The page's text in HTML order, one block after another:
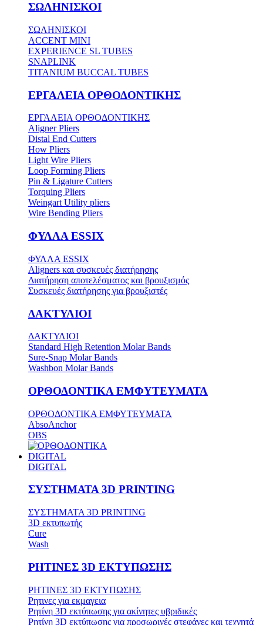
ΣΩΛΗΝΙΣΚΟΙ
ΣΩΛΗΝΙΣΚΟΙ
ACCENT MINI
EXPERIENCE SL TUBES
SNAPLINK
TITANIUM BUCCAL TUBES
ΕΡΓΑΛΕΙΑ ΟΡΘΟΔΟΝΤΙΚΗΣ
ΕΡΓΑΛΕΙΑ ΟΡΘΟΔΟΝΤΙΚΗΣ
Aligner Pliers
Distal End Cutters
How Pliers
Light Wire Pliers
Loop Forming Pliers
Pin & Ligature Cutters
Torquing Pliers
Weingart Utility pliers
Wire Bending Pliers
ΦΥΛΛΑ ESSIX
ΦΥΛΛΑ ESSIX
Aligners και συσκευές διατήρησης
Διατήρηση αποτελέσματος και βρουξισμός
Συσκευές διατήρησης για βρουξιστές
ΔΑΚΤΥΛΙΟΙ
ΔΑΚΤΥΛΙΟΙ
Standard High Retention Molar Bands
Sure-Snap Molar Bands
Washbon Molar Bands
ΟΡΘΟΔΟΝΤΙΚΑ ΕΜΦΥΤΕΥΜΑΤΑ
ΟΡΘΟΔΟΝΤΙΚΑ ΕΜΦΥΤΕΥΜΑΤΑ
AbsoAnchor
OBS
DIGITAL
DIGITAL
ΣΥΣΤΗΜΑΤΑ 3D PRINTING
ΣΥΣΤΗΜΑΤΑ 3D PRINTING
3D εκτυπωτής
Cure
Wash
ΡΗΤΙΝΕΣ 3D ΕΚΤΥΠΩΣΗΣ
ΡΗΤΙΝΕΣ 3D ΕΚΤΥΠΩΣΗΣ
Ρητινες για εκμαγεια
Ρητίνη 3D εκτύπωσης για ακίνητες υβριδικές
Ρητίνη 3D εκτύπωσης για προσωρινές στεφάνες και τεχνητά